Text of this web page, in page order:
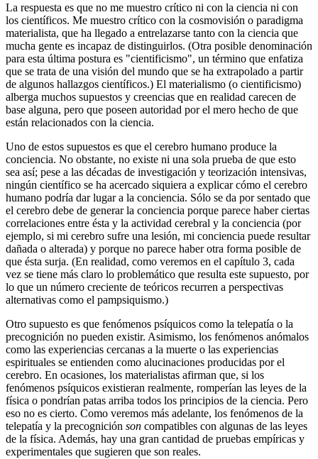
La respuesta es que no me muestro crítico ni con la ciencia ni con
los científicos. Me muestro crítico con la cosmovisión o paradigma
materialista, que ha llegado a entrelazarse tanto con la ciencia que
mucha gente es incapaz de distinguirlos. (Otra posible denominación
para esta última postura es "cientificismo", un término que enfatiza
que se trata de una visión del mundo que se ha extrapolado a partir
de algunos hallazgos científicos.) El materialismo (o cientificismo)
alberga muchos supuestos y creencias que en realidad carecen de
base alguna, pero que poseen autoridad por el mero hecho de que
están relacionados con la ciencia.
Uno de estos supuestos es que el cerebro humano produce la
conciencia. No obstante, no existe ni una sola prueba de que esto
sea así; pese a las décadas de investigación y teorización intensivas,
ningún científico se ha acercado siquiera a explicar cómo el cerebro
humano podría dar lugar a la conciencia. Sólo se da por sentado que
el cerebro debe de generar la conciencia porque parece haber ciertas
correlaciones entre ésta y la actividad cerebral y la conciencia (por
ejemplo, si mi cerebro sufre una lesión, mi conciencia puede resultar
dañada o alterada) y porque no parece haber otra forma posible de
que ésta surja. (En realidad, como veremos en el capítulo 3, cada
vez se tiene más claro lo problemático que resulta este supuesto, por
lo que un número creciente de teóricos recurren a perspectivas
alternativas como el pampsiquismo.)
Otro supuesto es que fenómenos psíquicos como la telepatía o la
precognición no pueden existir. Asimismo, los fenómenos anómalos
como las experiencias cercanas a la muerte o las experiencias
espirituales se entienden como alucinaciones producidas por el
cerebro. En ocasiones, los materialistas afirman que, si los
fenómenos psíquicos existieran realmente, romperían las leyes de la
física o pondrían patas arriba todos los principios de la ciencia. Pero
eso no es cierto. Como veremos más adelante, los fenómenos de la
telepatía y la precognición son compatibles con algunas de las leyes
de la física. Además, hay una gran cantidad de pruebas empíricas y
experimentales que sugieren que son reales.